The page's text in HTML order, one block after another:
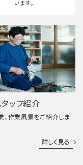
います。
タッフ紹介
、作業風景をご紹介しま
詳しく見る